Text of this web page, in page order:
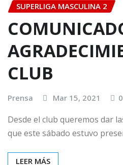
SUPERLIGA MASCULINA 2
CLUB
Prensa Mar 15, 2021 0
Desde el club queremos dar
que este sábado estuvo
LEER MÁS